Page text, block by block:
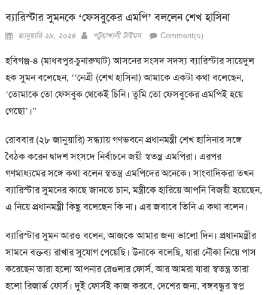
ব্যারিস্টার সুমনকে ‘ফেসবুকের এমপি’ বললেন শেখ হাসিনা
Posted
জানুয়ারি ২৯, ২০২৪ Author
পটুয়াখালী টাইমস Comment(০)
হবিগঞ্জ-৪ (মাধবপুর-চুনারুঘাট) আসনের সংসদ সদস্য ব্যারিস্টার সায়েদুল
হক সুমন বলেছেন, ‘‘নেত্রী (শেখ হাসিনা) আমাকে একটা কথা বলেছেন,
‘তোমাকে তো ফেসবুক থেকেই চিনি। তুমি তো ফেসবুকের এমপিই হয়ে
গেছো’।”
রোববার (২৮ জানুয়ারি) সন্ধ্যায় গণভবনে প্রধানমন্ত্রী শেখ হাসিনার সঙ্গে
বৈঠক করেন দ্বাদশ সংসদে নির্বাচনে জয়ী স্বতন্ত্র এমপিরা। এরপর
গণমাধ্যমের সঙ্গে কথা বলেন স্বতন্ত্র এমপিদের অনেকে। সাংবাদিকরা তখন
ব্যারিস্টার সুমনের কাছে জানতে চান, মন্ত্রীকে হারিয়ে আপনি বিজয়ী হয়েছেন,
এ নিয়ে প্রধানমন্ত্রী কিছু বলেছেন কি না। এর জবাবে তিনি এ কথা বলেন।
ব্যারিস্টার সুমন আরও বলেন, আজকে আমার জন্য ভালো দিন। প্রধানমন্ত্রীর
সামনে বক্তব্য রাখার সুযোগ পেয়েছি। উনাকে বলেছি, যারা নৌকা নিয়ে পাস
করেছেন তারা হলো আপনার রেগুলার ফোর্স, আর আমরা যারা স্বতন্ত্র তারা
হলো রিজার্ভ ফোর্স। দুই ফোর্সই কাজ করবে, দেশের জন্য, বঙ্গবন্ধুর স্বপ্ন